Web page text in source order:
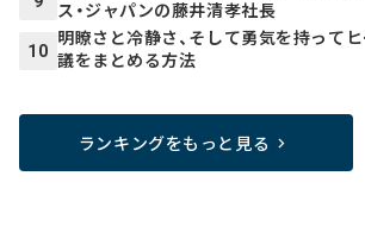
ス・ジャパンの藤井清孝社長
10
明瞭さと冷静さ、そして勇気を持って
議をまとめる方法
ランキングをもっと見る